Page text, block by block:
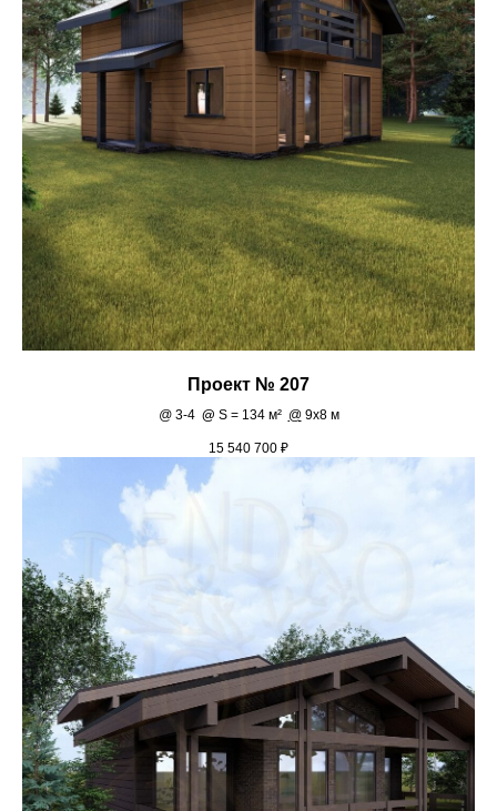
Проект № 207
@ 3-4 @ S = 134 м² @9х8 м
15 540 700 ₽